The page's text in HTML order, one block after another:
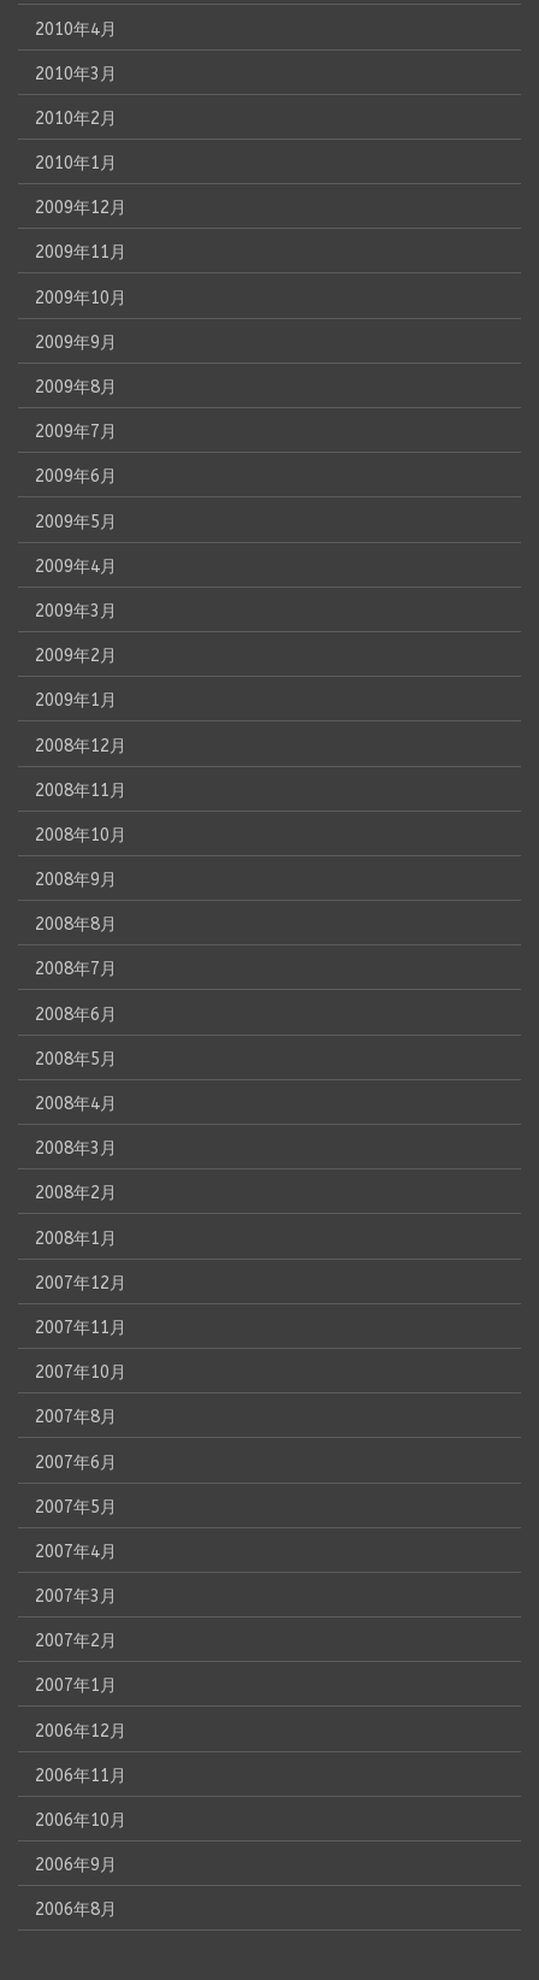
2010年4月
2010年3月
2010年2月
2010年1月
2009年12月
2009年11月
2009年10月
2009年9月
2009年8月
2009年7月
2009年6月
2009年5月
2009年4月
2009年3月
2009年2月
2009年1月
2008年12月
2008年11月
2008年10月
2008年9月
2008年8月
2008年7月
2008年6月
2008年5月
2008年4月
2008年3月
2008年2月
2008年1月
2007年12月
2007年11月
2007年10月
2007年8月
2007年6月
2007年5月
2007年4月
2007年3月
2007年2月
2007年1月
2006年12月
2006年11月
2006年10月
2006年9月
2006年8月